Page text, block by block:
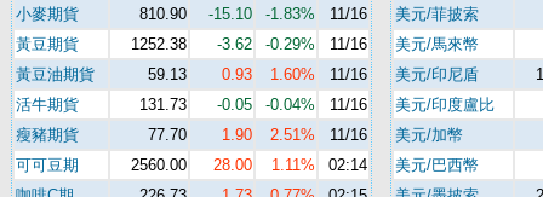
小麥期貨
810.90 -15.10 -1.83%
11/16
黃豆期貨
1252.38 -3.62 -0.29%
11/16
黃豆油期貨
59.13 0.93 1.60%
11/16
活牛期貨
131.73 -0.05 -0.04%
11/16
瘦豬期貨
77.70 1.90 2.51%
11/16
可可豆期
2560.00 28.00 1.11%
02:14
美元/菲披索
美元/馬來幣
美元/印尼盾
美元/印度盧比
美元/加幣
美元/巴西幣